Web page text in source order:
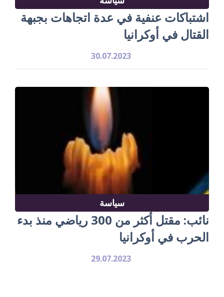
اشتباكات عنفية في عدة اتجاهات بجبهة
القتال في أوكرانيا
30.07.2023
سياسة
نائب: مقتل أكثر من 300 رياضي منذ بدء
الحرب في أوكرانيا
29.07.2023